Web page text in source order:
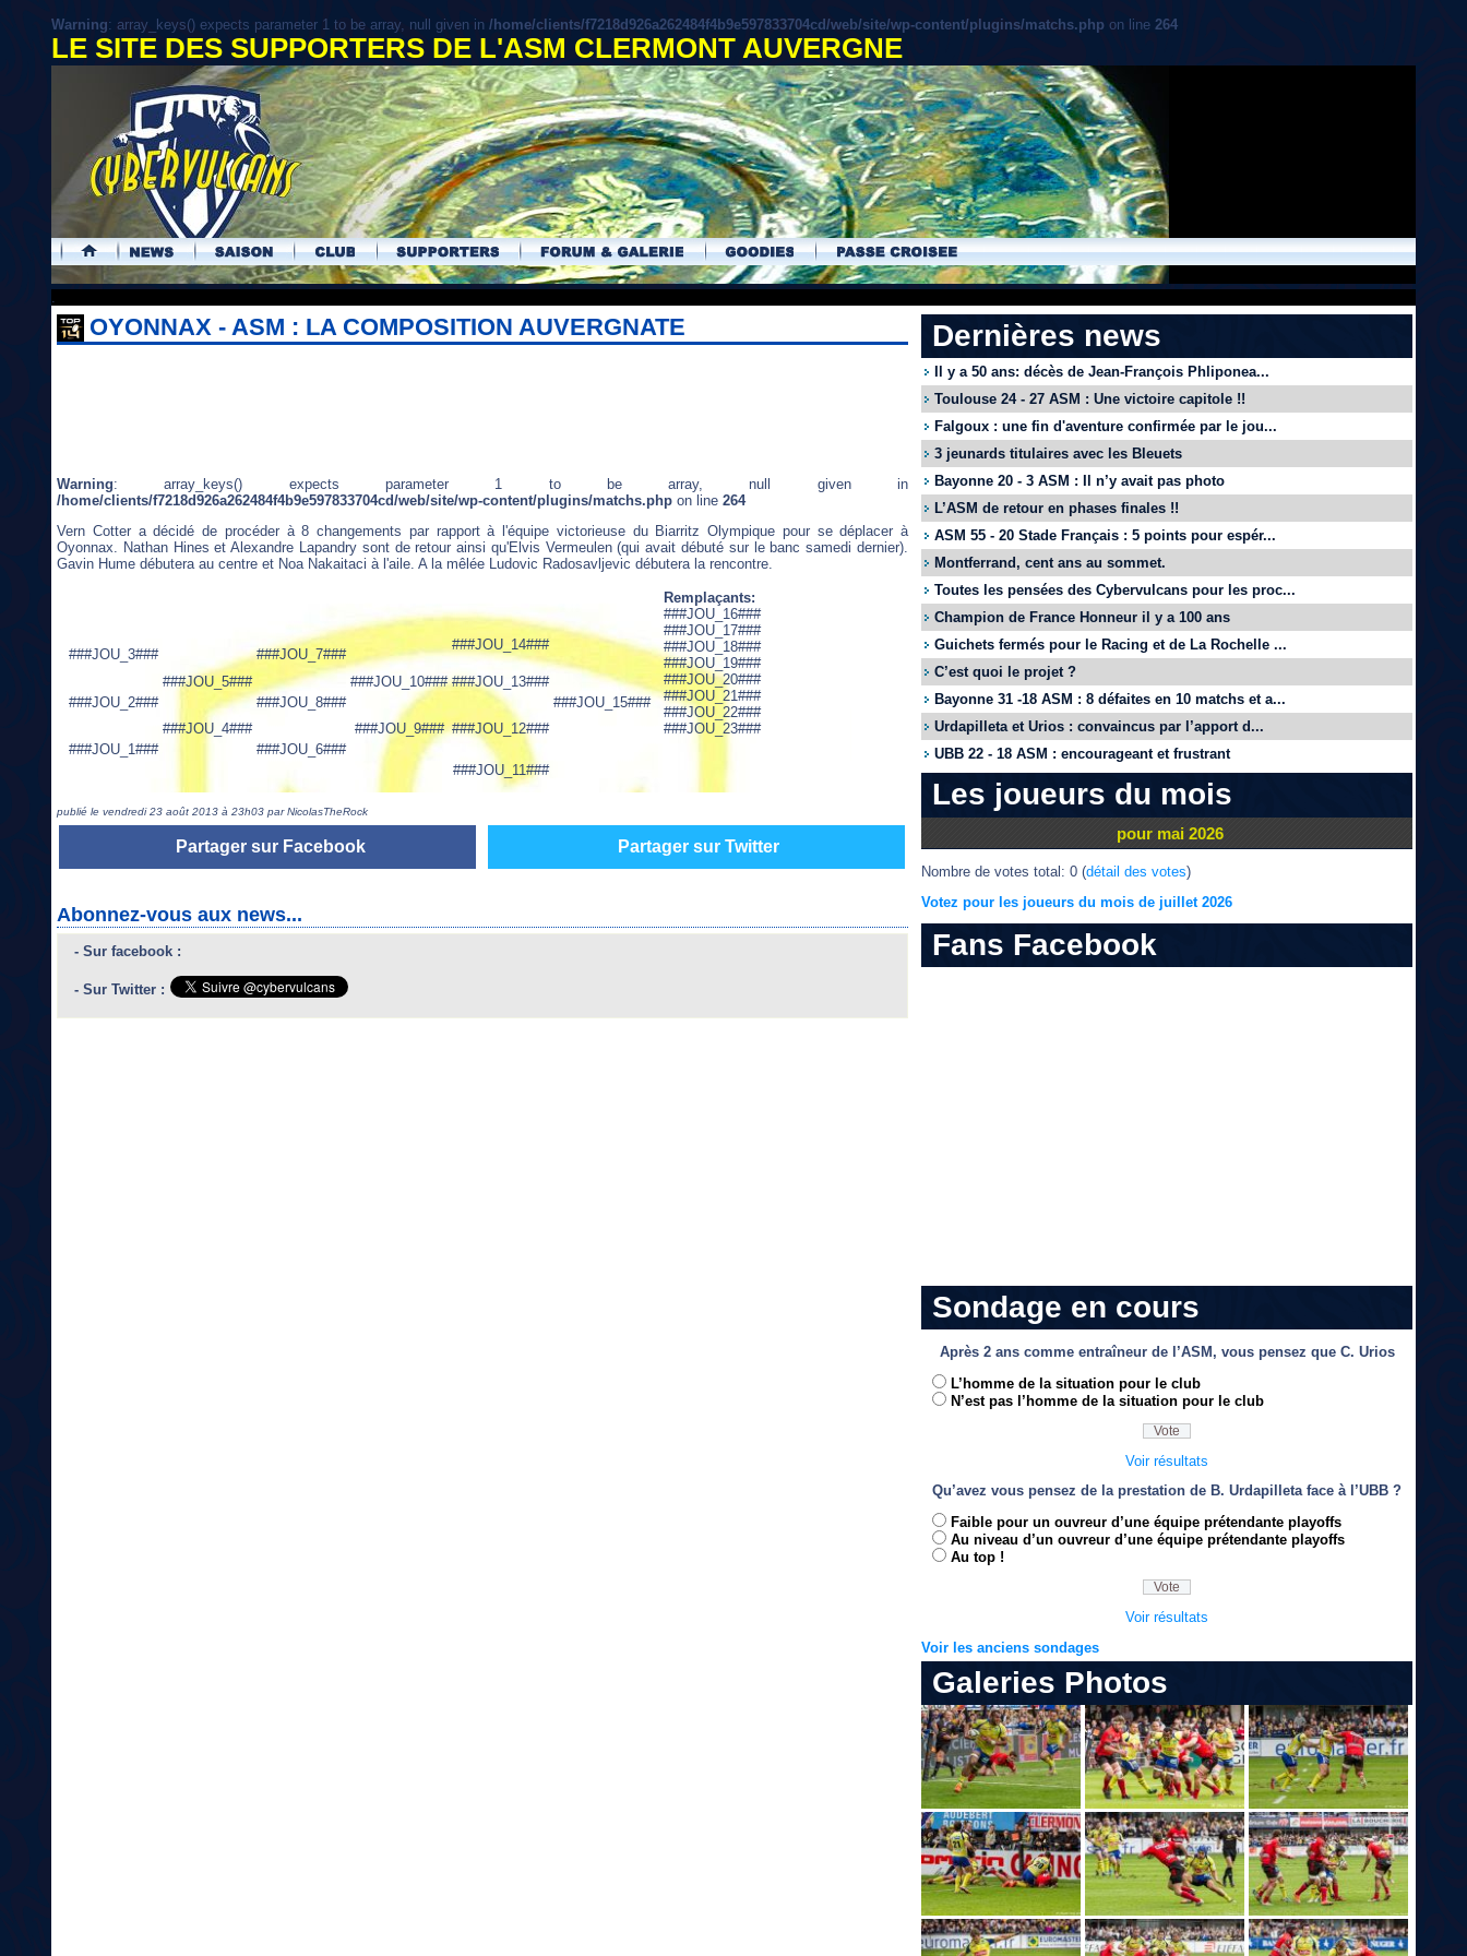
Warning: array_keys() expects parameter 1 to be array, null given in /home/clients/f7218d926a262484f4b9e597833704cd/web/site/wp-content/plugins/matchs.php on line 264
LE SITE DES SUPPORTERS DE L'ASM CLERMONT AUVERGNE
.
OYONNAX - ASM : LA COMPOSITION AUVERGNATE
Warning: array_keys() expects parameter 1 to be array, null given in
/home/clients/f7218d926a262484f4b9e597833704cd/web/site/wp-content/plugins/matchs.php on line 264
Vern Cotter a décidé de procéder à 8 changements par rapport à l'équipe victorieuse du Biarritz Olympique pour se déplacer à
Oyonnax. Nathan Hines et Alexandre Lapandry sont de retour ainsi qu'Elvis Vermeulen (qui avait débuté sur le banc samedi dernier).
Gavin Hume débutera au centre et Noa Nakaitaci à l'aile. A la mêlée Ludovic Radosavljevic débutera la rencontre.
###JOU_14###
Remplaçants:
###JOU_16###
###JOU_17###
###JOU_18###
###JOU_19###
###JOU_20###
###JOU_21###
###JOU_22###
###JOU_23###
###JOU_3###
###JOU_7###
###JOU_5###
###JOU_10### ###JOU_13###
###JOU_2###
###JOU_8###
###JOU_15###
###JOU_4###
###JOU_9### ###JOU_12###
###JOU_1###
###JOU_6###
###JOU_11###
publié le vendredi 23 août 2013 à 23h03 par NicolasTheRock
Partager sur Facebook Partager sur Twitter
Abonnez-vous aux news...
- Sur facebook :
- Sur Twitter :
Dernières news
Il y a 50 ans: décès de Jean-François Phliponea...
Toulouse 24 - 27 ASM : Une victoire capitole !!
Falgoux : une fin d'aventure confirmée par le jou...
3 jeunards titulaires avec les Bleuets
Bayonne 20 - 3 ASM : Il n’y avait pas photo
L’ASM de retour en phases finales !!
ASM 55 - 20 Stade Français : 5 points pour espér...
Montferrand, cent ans au sommet.
Toutes les pensées des Cybervulcans pour les proc...
Champion de France Honneur il y a 100 ans
Guichets fermés pour le Racing et de La Rochelle ...
C’est quoi le projet ?
Bayonne 31 -18 ASM : 8 défaites en 10 matchs et a...
Urdapilleta et Urios : convaincus par l’apport d...
UBB 22 - 18 ASM : encourageant et frustrant
Les joueurs du mois
pour mai 2026
Nombre de votes total: 0 (détail des votes)
Votez pour les joueurs du mois de juillet 2026
Fans Facebook
Sondage en cours
Après 2 ans comme entraîneur de l’ASM, vous pensez que C. Urios
L’homme de la situation pour le club
N’est pas l’homme de la situation pour le club
Voir résultats
Qu’avez vous pensez de la prestation de B. Urdapilleta face à l’UBB ?
Faible pour un ouvreur d’une équipe prétendante playoffs
Au niveau d’un ouvreur d’une équipe prétendante playoffs
Au top !
Voir résultats
Voir les anciens sondages
Galeries Photos